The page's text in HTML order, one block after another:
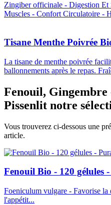
Zingiber officinale - Digestion Et
Muscles - Confort Circulatoire -
Tisane Menthe Poivrée
La tisane de menthe poivrée
ballonnements après le repas.
Fenouil, Gingembre
Pissenlit notre
Vous trouverez ci-dessous une
article.
Fenouil Bio - 120 gélules
Foeniculum vulgare - Favorise
l'appétit...